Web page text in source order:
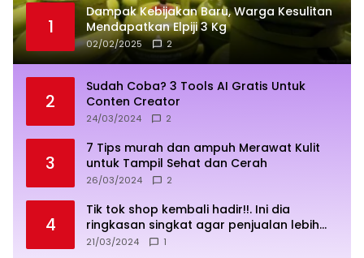
1
Dampak Kebijakan Baru, Warga Kesulitan
Mendapatkan Elpiji 3 Kg
02/02/2025 2
2
Sudah Coba? 3 Tools AI Gratis Untuk
Conten Creator
24/03/2024 2
3
7 Tips murah dan ampuh Merawat Kulit
untuk Tampil Sehat dan Cerah
26/03/2024 2
4
Tik tok shop kembali hadir!!. Ini dia
ringkasan singkat agar penjualan lebih
sukses
21/03/2024 1